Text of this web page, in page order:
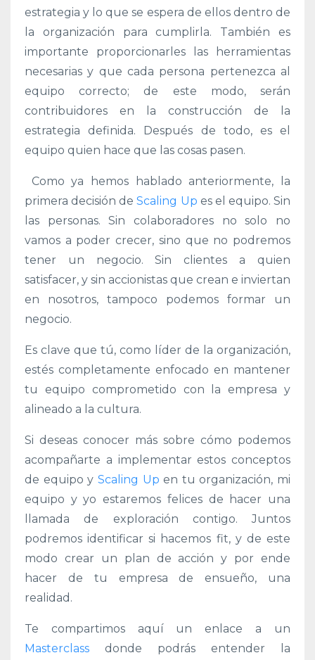
estrategia y lo que se espera de ellos dentro de
la organización para cumplirla. También es
importante proporcionarles las herramientas
necesarias y que cada persona pertenezca al
equipo correcto; de este modo, serán
contribuidores en la construcción de la
estrategia definida. Después de todo, es el
equipo quien hace que las cosas pasen.
Como ya hemos hablado anteriormente, la
primera decisión deScaling Up es el equipo. Sin
las personas. Sin colaboradores no solo no
vamos a poder crecer, sino que no podremos
tener un negocio. Sin clientes a quien
satisfacer, y sin accionistas que crean e inviertan
en nosotros, tampoco podemos formar un
negocio.
Es clave que tú, como líder de la organización,
estés completamente enfocado en mantener
tu equipo comprometido con la empresa y
alineado a la cultura.
Si deseas conocer más sobre cómo podemos
acompañarte a implementar estos conceptos
de equipo y Scaling Up en tu organización, mi
equipo y yo estaremos felices de hacer una
llamada de exploración contigo. Juntos
podremos identificar si hacemos fit, y de este
modo crear un plan de acción y por ende
hacer de tu empresa de ensueño, una
realidad.
Te compartimos aquí un enlace a un
Masterclass donde podrás entender la